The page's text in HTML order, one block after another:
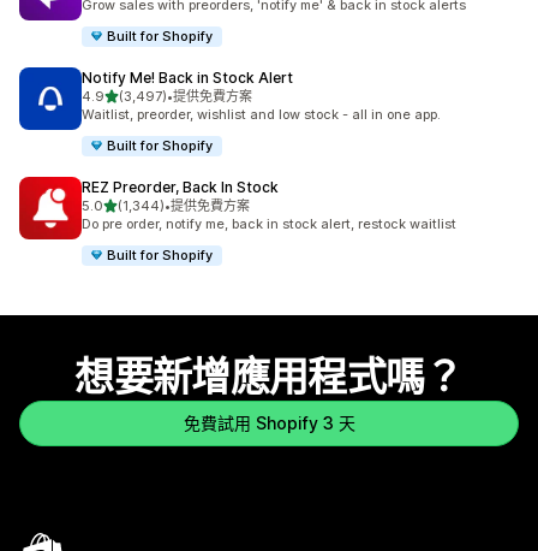
Grow sales with preorders, 'notify me' & back in stock alerts
Built for Shopify
Notify Me! Back in Stock Alert
4.9滿分 5 顆星
(3,497)
共有 3497 則評價
•提供免費方案
Waitlist, preorder, wishlist and low stock - all in one app.
Built for Shopify
REZ Preorder, Back In Stock
5.0滿分 5 顆星
(1,344)
共有 1344 則評價
•提供免費方案
Do pre order, notify me, back in stock alert, restock waitlist
Built for Shopify
想要新增應用程式嗎？
免費試用 Shopify 3 天